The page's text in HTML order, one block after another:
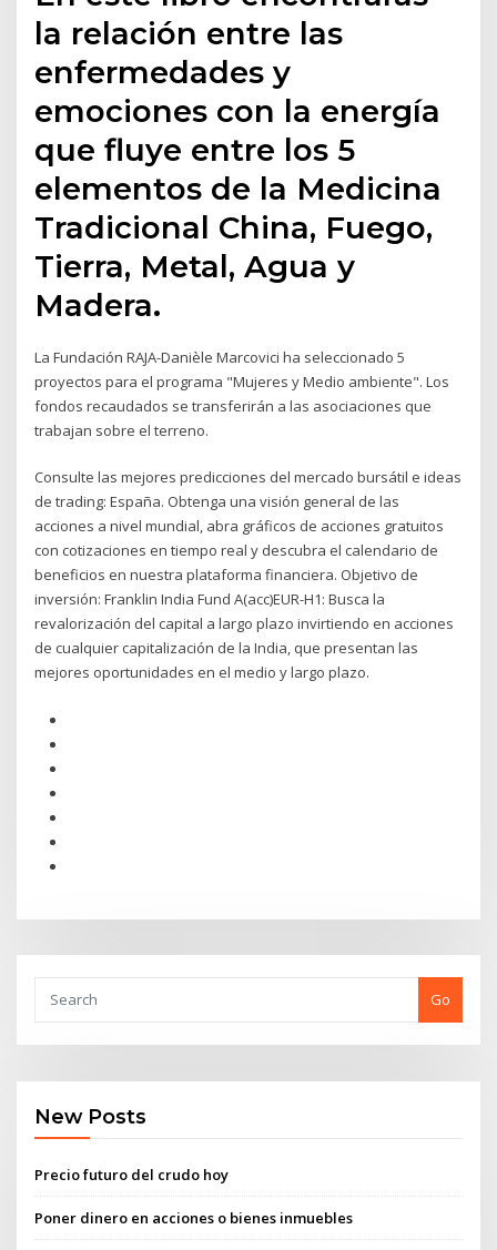
la relación entre las
enfermedades y
emociones con la energía
que fluye entre los 5
elementos de la Medicina
Tradicional China, Fuego,
Tierra, Metal, Agua y
Madera.
La Fundación RAJA-Danièle Marcovici ha seleccionado 5
proyectos para el programa "Mujeres y Medio ambiente". Los
fondos recaudados se transferirán a las asociaciones que
trabajan sobre el terreno.
Consulte las mejores predicciones del mercado bursátil e ideas
de trading: España. Obtenga una visión general de las
acciones a nivel mundial, abra gráficos de acciones gratuitos
con cotizaciones en tiempo real y descubra el calendario de
beneficios en nuestra plataforma financiera. Objetivo de
inversión: Franklin India Fund A(acc)EUR-H1: Busca la
revalorización del capital a largo plazo invirtiendo en acciones
de cualquier capitalización de la India, que presentan las
mejores oportunidades en el medio y largo plazo.
Go
New Posts
Precio futuro del crudo hoy
Poner dinero en acciones o bienes inmuebles